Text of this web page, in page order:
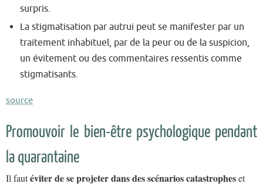
surpris.
La stigmatisation par autrui peut se manifester par un
traitement inhabituel, par de la peur ou de la suspicion,
un évitement ou des commentaires ressentis comme
stigmatisants.
source
Promouvoir le bien-être psychologique pendant
la quarantaine
Il fautéviter de se projeter dans des scénarios catastropheset